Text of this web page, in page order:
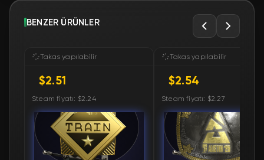
FN $2.55 🛒
FN $2.55 🛒
FN $2.55
FN $2.55🛒
FN $2.56🛒
BENZER ÜRÜNLER
Takas yapılabilir
$2.51
Steam fiyatı: $2.24
Takas yapılabilir
$2.54
Steam fiyatı: $2.27